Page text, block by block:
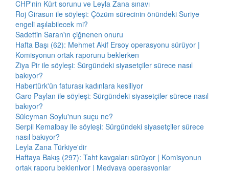
CHP'nin Kürt sorunu ve Leyla Zana sınavı
Roj Girasun ile söyleşi: Çözüm sürecinin önündeki Suriye
engeli aşılabilecek mi?
Sadettin Saran'ın çiğnenen onuru
Hafta Başı (62): Mehmet Akif Ersoy operasyonu sürüyor |
Komisyonun ortak raporunu beklerken
Ziya Pir ile söyleşi: Sürgündeki siyasetçiler sürece nasıl
bakıyor?
Habertürk'ün faturası kadınlara kesiliyor
Garo Paylan ile söyleşi: Sürgündeki siyasetçiler sürece nasıl
bakıyor?
Süleyman Soylu'nun suçu ne?
Serpil Kemalbay ile söyleşi: Sürgündeki siyasetçiler sürece
nasıl bakıyor?
Leyla Zana Türkiye'dir
Haftaya Bakış (297): Taht kavgaları sürüyor | Komisyonun
ortak raporu bekleniyor | Medyaya operasyonlar